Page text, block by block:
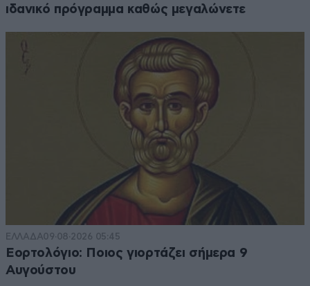
ιδανικό πρόγραμμα καθώς μεγαλώνετε
ΕΛΛΑΔΑ09·08·2026 05:45
Εορτολόγιο: Ποιος γιορτάζει σήμερα 9
Αυγούστου